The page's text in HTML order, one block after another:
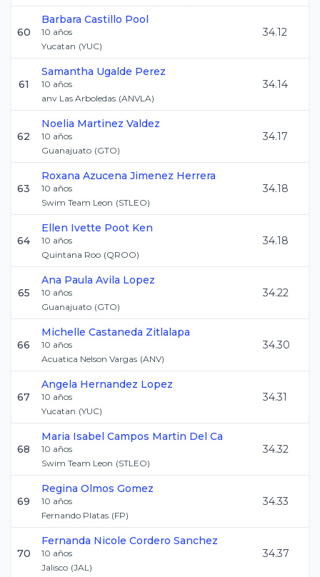
60
Barbara Castillo Pool
10 años
Yucatan (YUC)
34.12
61
Samantha Ugalde Perez
10 años
anv Las Arboledas (ANVLA)
34.14
62
Noelia Martinez Valdez
10 años
Guanajuato (GTO)
34.17
63
Roxana Azucena Jimenez Herrera
10 años
Swim Team Leon (STLEO)
34.18
64
Ellen Ivette Poot Ken
10 años
Quintana Roo (QROO)
34.18
65
Ana Paula Avila Lopez
10 años
Guanajuato (GTO)
34.22
66
Michelle Castaneda Zitlalapa
10 años
Acuatica Nelson Vargas (ANV)
34.30
67
Angela Hernandez Lopez
10 años
Yucatan (YUC)
34.31
68
Maria Isabel Campos Martin Del Ca
10 años
Swim Team Leon (STLEO)
34.32
69
Regina Olmos Gomez
10 años
Fernando Platas (FP)
34.33
70
Fernanda Nicole Cordero Sanchez
10 años
Jalisco (JAL)
34.37